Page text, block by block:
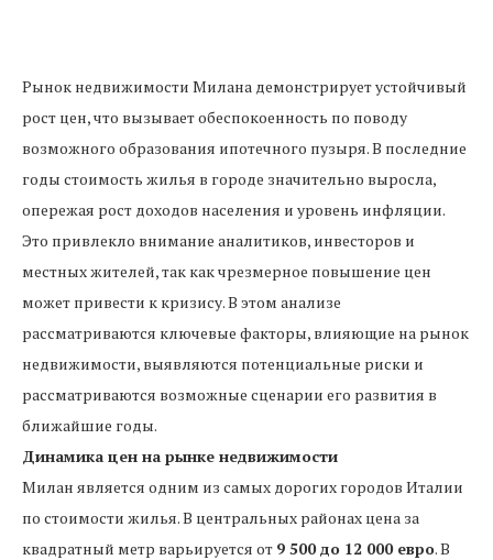
Рынок недвижимости Милана демонстрирует устойчивый
рост цен, что вызывает обеспокоенность по поводу
возможного образования ипотечного пузыря. В последние
годы стоимость жилья в городе значительно выросла,
опережая рост доходов населения и уровень инфляции.
Это привлекло внимание аналитиков, инвесторов и
местных жителей, так как чрезмерное повышение цен
может привести к кризису. В этом анализе
рассматриваются ключевые факторы, влияющие на рынок
недвижимости, выявляются потенциальные риски и
рассматриваются возможные сценарии его развития в
ближайшие годы.
Динамика цен на рынке недвижимости
Милан является одним из самых дорогих городов Италии
по стоимости жилья. В центральных районах цена за
квадратный метр варьируется от 9 500 до 12 000 евро. В